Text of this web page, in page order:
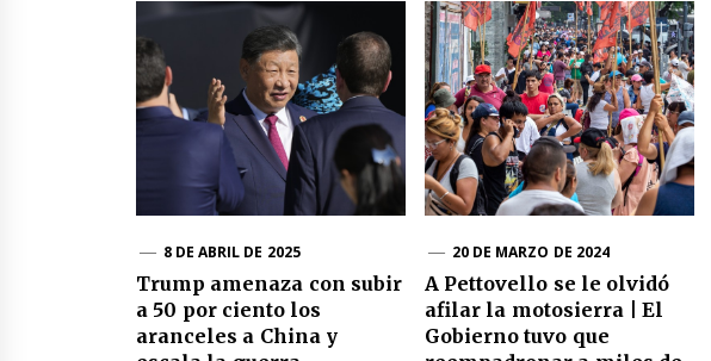
8 DE ABRIL DE 2025
Trump amenaza con subir
a 50 por ciento los
aranceles a China y
20 DE MARZO DE 2024
A Pettovello se le olvidó
afilar la motosierra | El
Gobierno tuvo que